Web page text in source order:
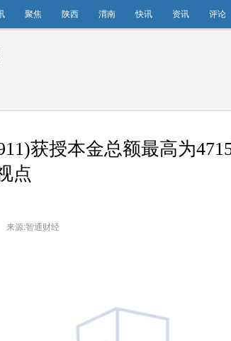
聚焦 陕西 渭南 快讯 资讯 评论
获授本金总额最高为
点
来源:智通财经